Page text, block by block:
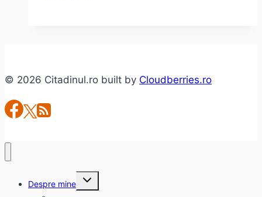
© 2026 Citadinul.ro built by Cloudberries.ro
Despre mine
Toggle